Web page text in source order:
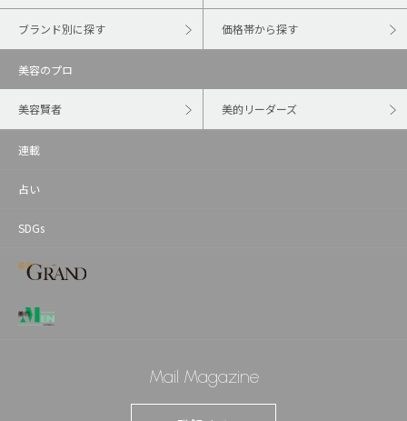
ブランド別に探す 価格帯から探す
美容のプロ
美容賢者 美的リーダーズ
連載
占い
SDGs
Mail Magazine